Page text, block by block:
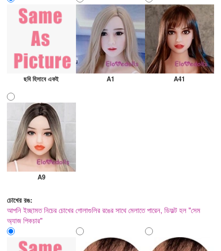
ছবি হিসাবে একই A1 A41
A9
চোখের রঙ:
আপনি ইচ্ছামত নিচের চোখের গোলাগুলির রঙের সাথে মেলাতে পারেন, ডিফল্ট হল "সেম
অ্যাজ পিকচার"